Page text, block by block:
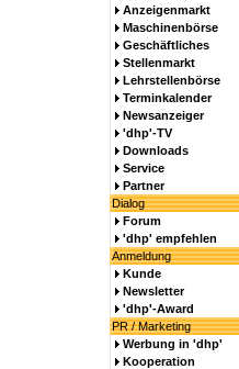
Anzeigenmarkt
Maschinenbörse
Geschäftliches
Stellenmarkt
Lehrstellenbörse
Terminkalender
Newsanzeiger
'dhp'-TV
Downloads
Service
Partner
Dialog
Forum
'dhp' empfehlen
Anmeldung
Kunde
Newsletter
'dhp'-Award
PR / Marketing
Werbung in 'dhp'
Kooperation